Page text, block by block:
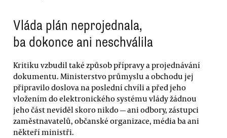
Vláda plán neprojednala,
ba dokonce ani neschválila
Kritiku vzbudil také způsob přípravy a projednávání
dokumentu. Ministerstvo průmyslu a obchodu jej
připravilo doslova na poslední chvíli a před jeho
vložením do elektronického systému vlády žádnou
jeho část neviděl skoro nikdo — ani odbory, zástupci
zaměstnavatelů, občanské organizace, média ba ani
někteří ministři.